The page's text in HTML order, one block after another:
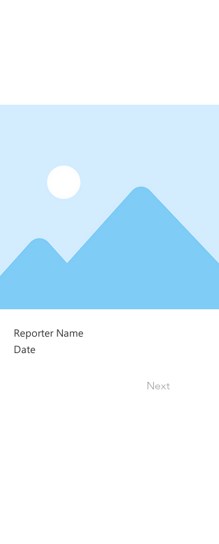
Reporter Name
Date
Next